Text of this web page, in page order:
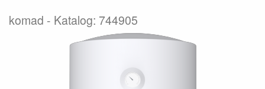
komad Katalog: 744905